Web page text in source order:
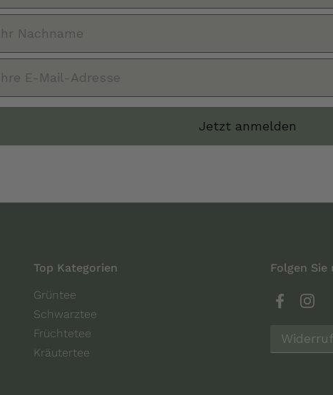
Jetzt anmelden
Top Kategorien
Grüntee
Schwarztee
Früchtetee
Kräutertee
Folgen Sie
Facebook